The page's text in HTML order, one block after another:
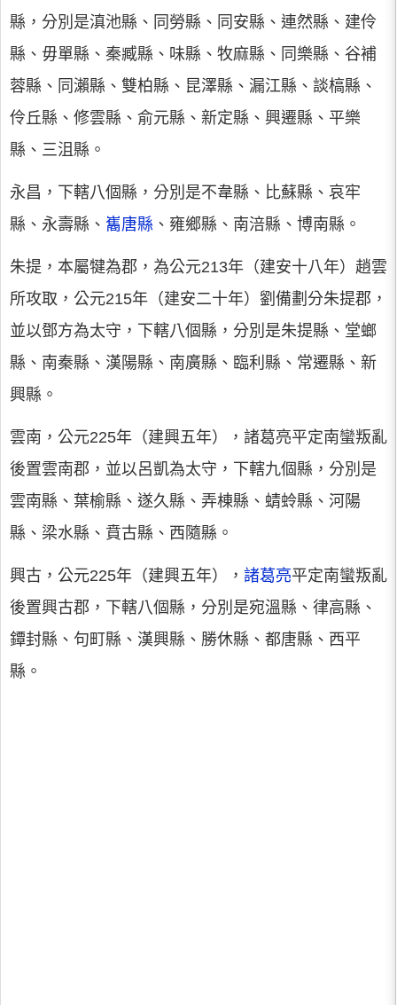
縣，分別是滇池縣、同勞縣、同安縣、連然縣、建伶
縣、毋單縣、秦臧縣、味縣、牧麻縣、同樂縣、谷補
蓉縣、同瀨縣、雙柏縣、昆澤縣、漏江縣、談槁縣、
伶丘縣、修雲縣、俞元縣、新定縣、興遷縣、平樂
縣、三沮縣。
永昌，下轄八個縣，分別是不韋縣、比蘇縣、哀牢
縣、永壽縣、 巂唐縣 、雍鄉縣、南涪縣、博南縣。
朱提，本屬犍為郡，為公元213年（建安十八年）趙雲
所攻取，公元215年（建安二十年）劉備劃分朱提郡，
並以鄧方為太守，下轄八個縣，分別是朱提縣、堂螂
縣、南秦縣、漢陽縣、南廣縣、臨利縣、常遷縣、新
興縣。
雲南，公元225年（建興五年），諸葛亮平定南蠻叛亂
後置雲南郡，並以呂凱為太守，下轄九個縣，分別是
雲南縣、葉榆縣、遂久縣、弄棟縣、蜻蛉縣、河陽
縣、梁水縣、賁古縣、西隨縣。
興古，公元225年（建興五年）， 諸葛亮平定南蠻叛亂
後置興古郡，下轄八個縣，分別是宛溫縣、律高縣、
鐔封縣、句町縣、漢興縣、勝休縣、都唐縣、西平
縣。